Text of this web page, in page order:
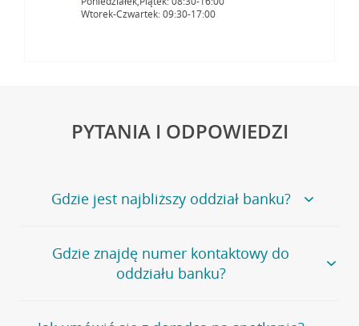
Wtorek-Czwartek: 09:30-17:00
PYTANIA I ODPOWIEDZI
Gdzie jest najbliższy oddział banku?
Jeśli szukasz oddziału naszego banku, zapraszamy na
stronęPlacówki i bankomaty, na której znajduje się
wygodna wyszukiwarka.
oddziałów
Gdzie znajdę numer kontaktowy do
oddziału banku?
Bank Credit Agricole nie udostępnia ogólnego numeru